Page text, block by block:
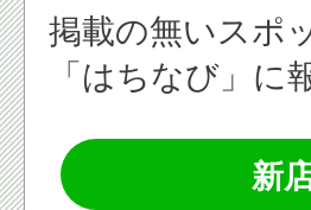
掲載の無いスポ
「はちなび」に
新